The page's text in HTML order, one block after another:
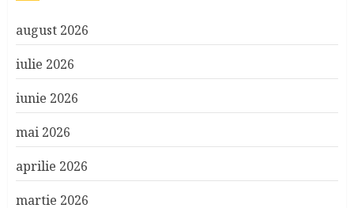
august 2026
iulie 2026
iunie 2026
mai 2026
aprilie 2026
martie 2026